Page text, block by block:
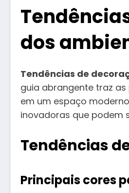
dos
Tendências de
guia abrangente traz
em um espaço
inovadoras que podem
Tendências
Principais cores